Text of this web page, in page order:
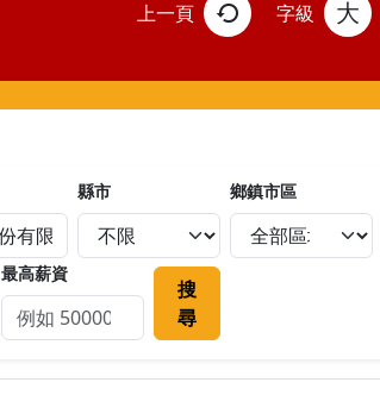
上一頁 字級 大
縣市 鄉鎮市區
最高薪資
搜
尋